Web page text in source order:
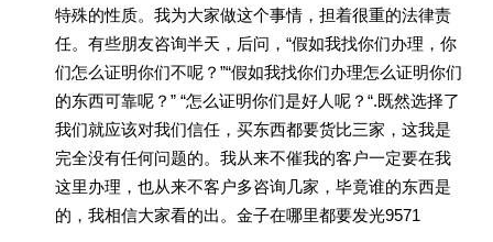
特殊的性质。我为大家做这个事情，担着很重的法律责
任。有些朋友咨询半天，后问，“假如我找你们办理，你
们怎么证明你们不呢？”“假如我找你们办理怎么证明你们
的东西可靠呢？” “怎么证明你们是好人呢？“.既然选择了
我们就应该对我们信任，买东西都要货比三家，这我是
完全没有任何问题的。我从来不催我的客户一定要在我
这里办理，也从来不客户多咨询几家，毕竟谁的东西是
的，我相信大家看的出。金子在哪里都要发光9571